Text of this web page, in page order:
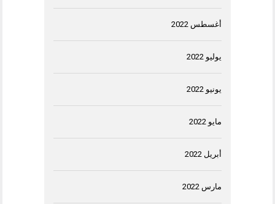
أغسطس 2022
يوليو 2022
يونيو 2022
مايو 2022
أبريل 2022
مارس 2022